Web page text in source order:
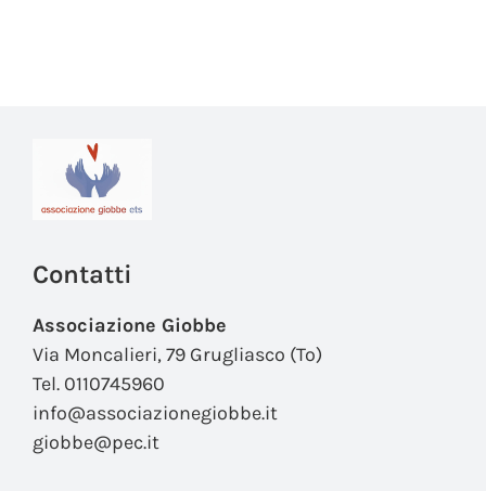
Contatti
Associazione Giobbe
Via Moncalieri, 79 Grugliasco (To)
Tel. 0110745960
info@associazionegiobbe.it
giobbe@pec.it